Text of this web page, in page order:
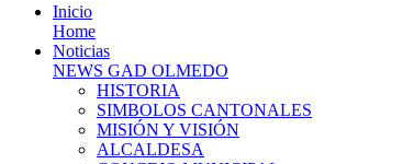
Inicio
Home
Noticias
NEWS GAD OLMEDO
HISTORIA
SIMBOLOS CANTONALES
MISIÓN Y VISIÓN
ALCALDESA